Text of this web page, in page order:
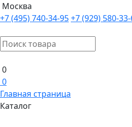
Москва
+7 (495) 740-34-95+7 (929) 580-
0
0
Главная страница
Каталог